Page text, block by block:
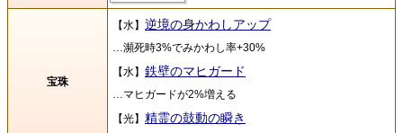
宝珠
【水】 逆境の身かわしアップ
…瀕死時3%でみかわし率+30%
【水】 鉄壁のマヒガード
…マヒガードが2%増える
【光】 精霊の鼓動の瞬き